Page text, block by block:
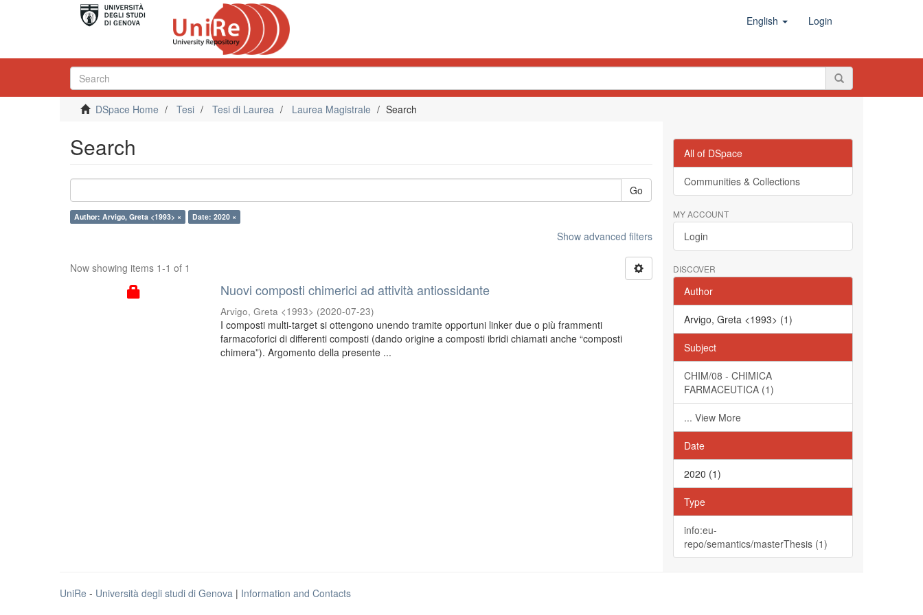
English Login
DSpace Home Tesi Tesi di Laurea Laurea Magistrale Search
Search
Go
Author: Arvigo, Greta <1993> × Date: 2020 ×
Show advanced filters
Now showing items 1-1 of 1
Nuovi composti chimerici ad attività antiossidante
Arvigo, Greta <1993> (2020-07-23)
I composti multi-target si ottengono unendo tramite opportuni linker due o più frammenti
farmacoforici di differenti composti (dando origine a composti ibridi chiamati anche “composti
chimera”). Argomento della presente ...
All of DSpace
Communities & Collections
MY ACCOUNT
Login
DISCOVER
Author
Arvigo, Greta <1993> (1)
Subject
CHIM/08 - CHIMICA
FARMACEUTICA (1)
... View More
Date
2020 (1)
Type
info:eu-
repo/semantics/masterThesis (1)
UniRe - Università degli studi di Genova | Information and Contacts